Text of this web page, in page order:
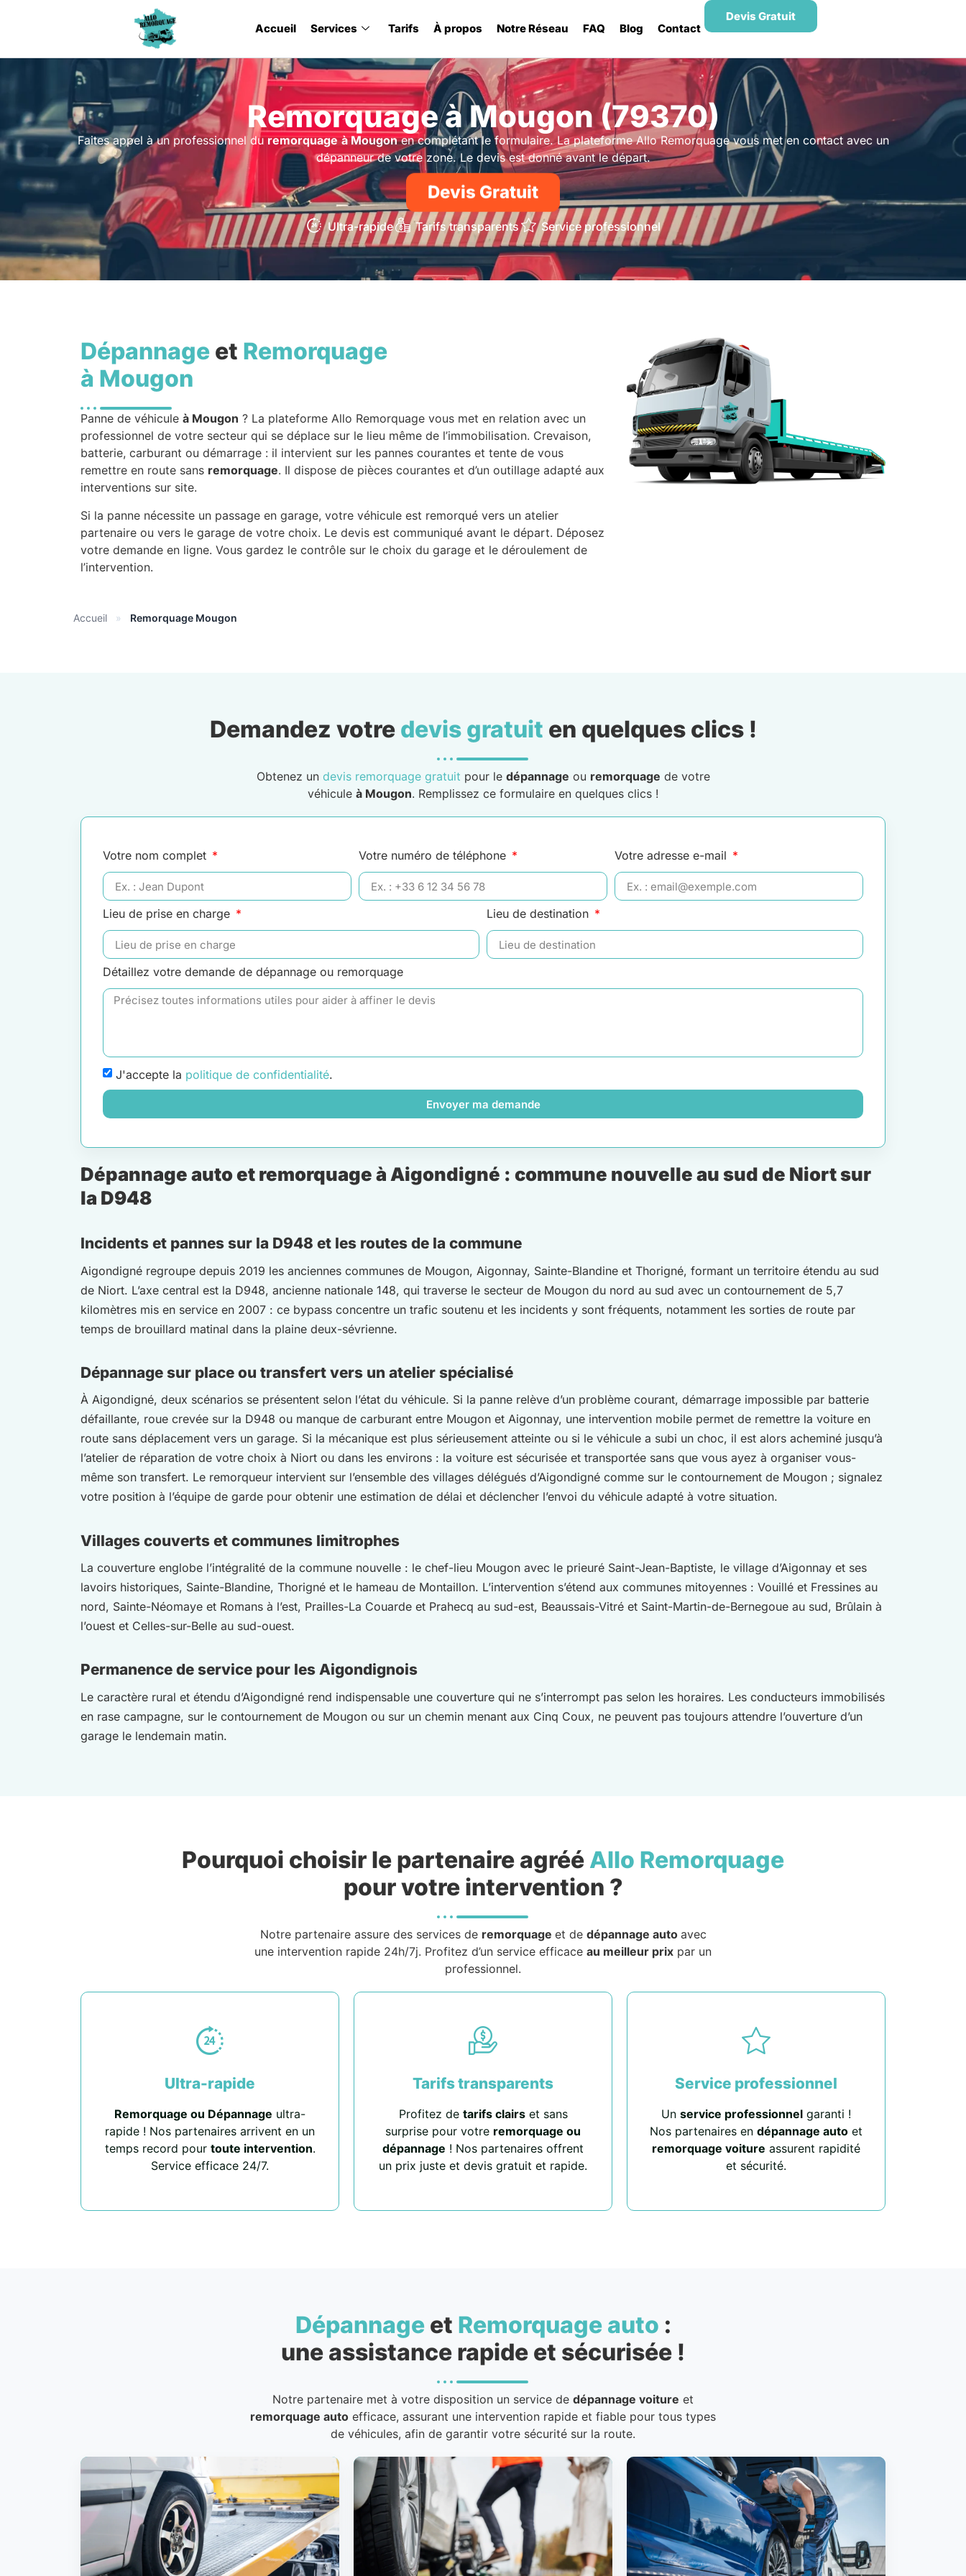
Accueil Services Tarifs À propos Notre Réseau FAQ Blog Contact
Devis Gratuit
Remorquage à Mougon (79370)
Faites appel à un professionnel duremorquage à Mougonen complétant le formulaire. La plateforme Allo Remorquage vous met en contact avec un
dépanneur de votre zone. Le devis est donné avant le départ.
Devis Gratuit
Ultra-rapide Tarifs transparents Service professionnel
Dépannage et Remorquage
à Mougon
Panne de véhicule à Mougon ? La plateforme Allo Remorquage vous met en relation avec un
professionnel de votre secteur qui se déplace sur le lieu même de l’immobilisation. Crevaison,
batterie, carburant ou démarrage : il intervient sur les pannes courantes et tente de vous
remettre en route sans remorquage. Il dispose de pièces courantes et d’un outillage adapté aux
interventions sur site.
Si la panne nécessite un passage en garage, votre véhicule est remorqué vers un atelier
partenaire ou vers le garage de votre choix. Le devis est communiqué avant le départ. Déposez
votre demande en ligne. Vous gardez le contrôle sur le choix du garage et le déroulement de
l’intervention.
Accueil » Remorquage Mougon
Demandez votre devis gratuit en quelques clics !
Obtenez un devis remorquage gratuit pour le dépannage ou remorquage de votre
véhicule à Mougon. Remplissez ce formulaire en quelques clics !
Votre nom complet Votre numéro de téléphone Votre adresse e-mail
Lieu de prise en charge Lieu de destination
Détaillez votre demande de dépannage ou remorquage
J'accepte la politique de confidentialité.
Envoyer ma demande
Dépannage auto et remorquage à Aigondigné : commune nouvelle au sud de Niort sur
la D948
Incidents et pannes sur la D948 et les routes de la commune
Aigondigné regroupe depuis 2019 les anciennes communes de Mougon, Aigonnay, Sainte-Blandine et Thorigné, formant un territoire étendu au sud
de Niort. L’axe central est la D948, ancienne nationale 148, qui traverse le secteur de Mougon du nord au sud avec un contournement de 5,7
kilomètres mis en service en 2007 : ce bypass concentre un trafic soutenu et les incidents y sont fréquents, notamment les sorties de route par
temps de brouillard matinal dans la plaine deux-sévrienne.
Dépannage sur place ou transfert vers un atelier spécialisé
À Aigondigné, deux scénarios se présentent selon l’état du véhicule. Si la panne relève d’un problème courant, démarrage impossible par batterie
défaillante, roue crevée sur la D948 ou manque de carburant entre Mougon et Aigonnay, une intervention mobile permet de remettre la voiture en
route sans déplacement vers un garage. Si la mécanique est plus sérieusement atteinte ou si le véhicule a subi un choc, il est alors acheminé jusqu’à
l’atelier de réparation de votre choix à Niort ou dans les environs : la voiture est sécurisée et transportée sans que vous ayez à organiser vous-
même son transfert. Le remorqueur intervient sur l’ensemble des villages délégués d’Aigondigné comme sur le contournement de Mougon ; signalez
votre position à l’équipe de garde pour obtenir une estimation de délai et déclencher l’envoi du véhicule adapté à votre situation.
Villages couverts et communes limitrophes
La couverture englobe l’intégralité de la commune nouvelle : le chef-lieu Mougon avec le prieuré Saint-Jean-Baptiste, le village d’Aigonnay et ses
lavoirs historiques, Sainte-Blandine, Thorigné et le hameau de Montaillon. L’intervention s’étend aux communes mitoyennes : Vouillé et Fressines au
nord, Sainte-Néomaye et Romans à l’est, Prailles-La Couarde et Prahecq au sud-est, Beaussais-Vitré et Saint-Martin-de-Bernegoue au sud, Brûlain à
l’ouest et Celles-sur-Belle au sud-ouest.
Permanence de service pour les Aigondignois
Le caractère rural et étendu d’Aigondigné rend indispensable une couverture qui ne s’interrompt pas selon les horaires. Les conducteurs immobilisés
en rase campagne, sur le contournement de Mougon ou sur un chemin menant aux Cinq Coux, ne peuvent pas toujours attendre l’ouverture d’un
garage le lendemain matin.
Pourquoi choisir le partenaire agréé Allo Remorquage
pour votre intervention ?
Notre partenaire assure des services de remorquage et de dépannage auto avec
une intervention rapide 24h/7j. Profitez d’un service efficace au meilleur prix par un
professionnel.
Ultra-rapide
Remorquage ou Dépannage ultra-
rapide ! Nos partenaires arrivent en un
temps record pour toute intervention.
Service efficace 24/7.
Tarifs transparents
Profitez de tarifs clairset sans
surprise pour votre remorquage ou
dépannage ! Nos partenaires offrent
un prix juste et devis gratuit et rapide.
Service professionnel
Un service professionnel garanti !
Nos partenaires en dépannage auto et
remorquage voiture assurent rapidité
et sécurité.
Dépannageet Remorquage auto :
une assistance rapide et sécurisée !
Notre partenaire met à votre disposition un service de dépannage voiture et
remorquage auto efficace, assurant une intervention rapide et fiable pour tous types
de véhicules, afin de garantir votre sécurité sur la route.